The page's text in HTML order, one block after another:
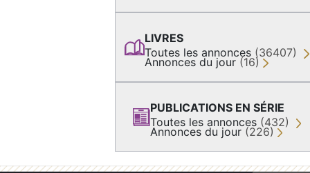
LIVRES
Toutes les annonces (36407)
Annonces du jour (16)
PUBLICATIONS EN SÉRIE
Toutes les annonces (432)
Annonces du jour (226)